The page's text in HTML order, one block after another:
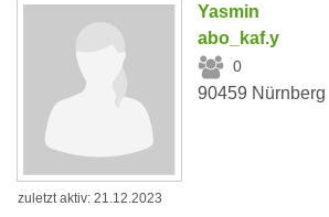
Yasmin
abo_kaf.y
0
90459 Nürnberg
zuletzt aktiv: 21.12.2023